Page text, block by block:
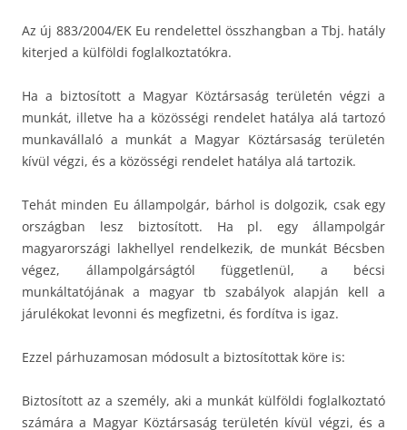
Az új 883/2004/EK Eu rendelettel összhangban a Tbj. hatály
kiterjed a külföldi foglalkoztatókra.
Ha a biztosított a Magyar Köztársaság területén végzi a
munkát, illetve ha a közösségi rendelet hatálya alá tartozó
munkavállaló a munkát a Magyar Köztársaság területén
kívül végzi, és a közösségi rendelet hatálya alá tartozik.
Tehát minden Eu állampolgár, bárhol is dolgozik, csak egy
országban lesz biztosított. Ha pl. egy állampolgár
magyarországi lakhellyel rendelkezik, de munkát Bécsben
végez, állampolgárságtól függetlenül, a bécsi
munkáltatójának a magyar tb szabályok alapján kell a
járulékokat levonni és megfizetni, és fordítva is igaz.
Ezzel párhuzamosan módosult a biztosítottak köre is:
Biztosított az a személy, aki a munkát külföldi foglalkoztató
számára a Magyar Köztársaság területén kívül végzi, és a